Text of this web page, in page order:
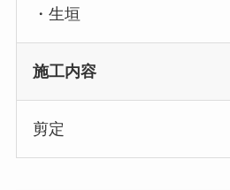
・生垣
施工内容
剪定